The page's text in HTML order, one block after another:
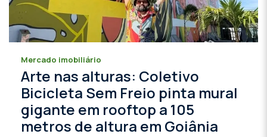
Mercado imobiliário
Arte nas alturas: Coletivo
Bicicleta Sem Freio pinta mural
gigante em rooftop a 105
metros de altura em Goiânia